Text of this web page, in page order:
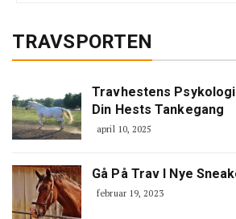
TRAVSPORTEN
Travhestens
Din Hests Tankegang
april 10, 2025
Gå På Trav I Nye
februar 19, 2023